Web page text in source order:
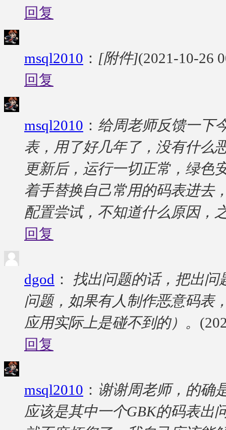
回复
msql2010 ： [附件](2021-10-26
回复
msql2010 ： 给周老师反馈一下
表，用了好几年了，没有什么
更新后，运行一切正常，绿色
着手替换自己常用的码表进去
配置尝试，不知道什么原因，
回复
dgod ：
找出问题的话，把出问
问题，如果有人制作恶意码表
应用实际上是碰不到的）。
回复
msql2010 ： 谢谢周老师，的确
应该是其中一个GBK的码表出